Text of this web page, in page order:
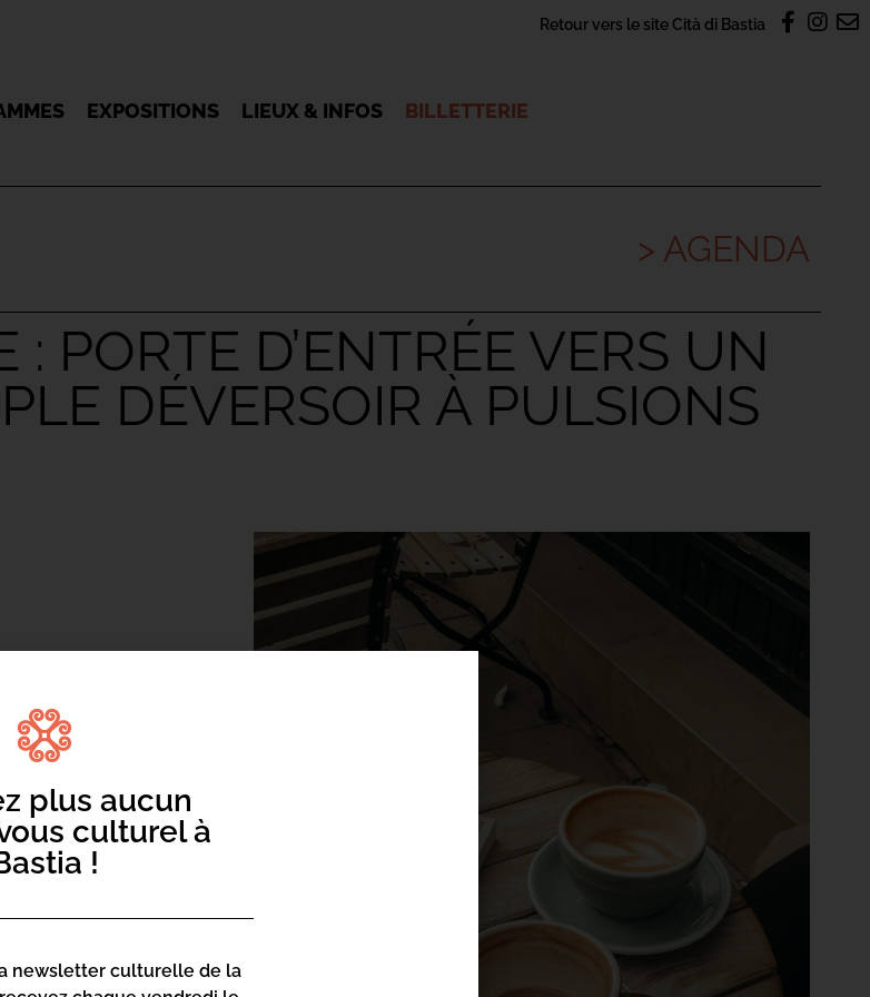
Retour vers le site Cità di Bastia
EXPOSITIONS LIEUX & INFOS BILLETTERIE
> AGENDA
PORTE D’ENTRÉE VERS UN
DÉVERSOIR À PULSIONS
vendredi par mois,
rendez-vous animés
plus aucun
culturel à
!
newsletter culturelle de la